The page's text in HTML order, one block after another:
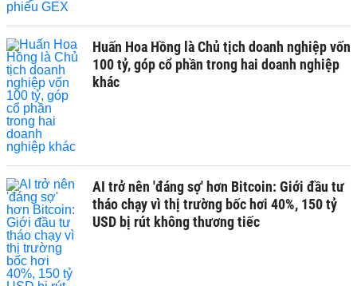
Huấn Hoa Hồng là Chủ tịch doanh nghiệp vốn
100 tỷ, góp cổ phần trong hai doanh nghiệp
khác
AI trở nên 'đáng sợ' hơn Bitcoin: Giới đầu tư
tháo chạy vì thị trường bốc hơi 40%, 150 tỷ
USD bị rút không thương tiếc